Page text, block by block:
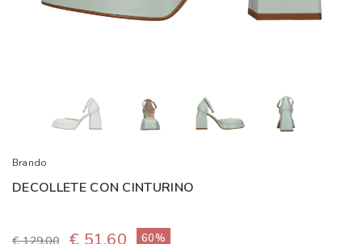
Brando
DECOLLETE CON CINTURINO
€ 129,00 € 51,60 60%